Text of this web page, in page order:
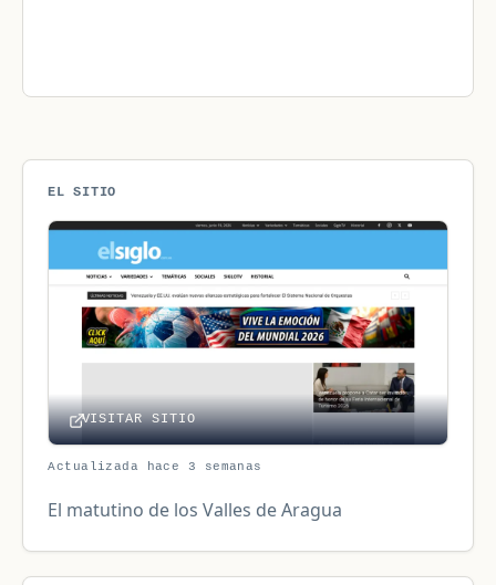
EL SITIO
VISITAR SITIO
Actualizada hace 3 semanas
El matutino de los Valles de Aragua